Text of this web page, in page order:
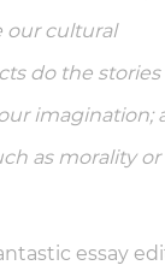
our cultural
do the stories
imagination;
as morality or
essay